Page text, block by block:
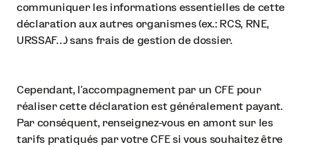
communiquer les informations essentielles de cette
déclaration aux autres organismes (ex.: RCS, RNE,
URSSAF…) sans frais de gestion de dossier.
Cependant, l’accompagnement par un CFE pour
réaliser cette déclaration est généralement payant.
Par conséquent, renseignez-vous en amont sur les
tarifs pratiqués par votre CFE si vous souhaitez être